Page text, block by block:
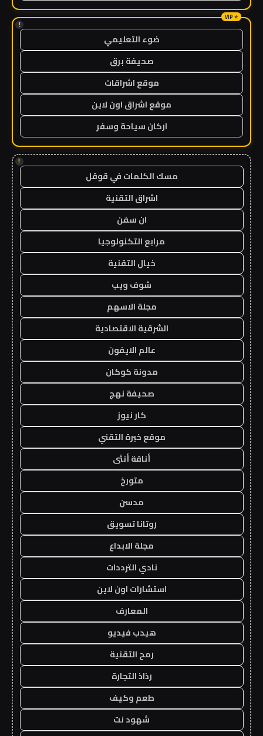
!
ضوء التعليمي
صحيفة برق
موقع اشراقات
موقع اشراق اون لاين
اركان سياحة وسفر
!
مسك الكلمات في قوقل
اشراق التقنية
ان سفن
مرابع التكنولوجيا
خيال التقنية
شوف ويب
مجلة الاسهم
الشرقية الاقتصادية
عالم الايفون
مدونة كوكان
صحيفة نهج
كار نيوز
موقع خبرة التقني
أناقة أنثى
متورخ
مدسن
روتانا تسويق
مجلة الابداع
نادي الترددات
استشارات اون لاين
المعارف
هيدب فيديو
رمح التقنية
رذاذ التجارة
طعم وكيف
شهود نت